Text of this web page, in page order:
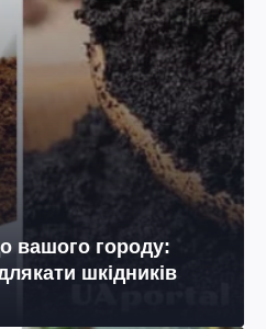
вашого городу:
шкідників